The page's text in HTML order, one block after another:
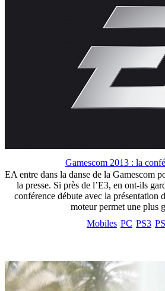
Gamescom 2013 : la
EA entre dans la danse de la Gamescom
la presse. Si près de l’E3, en ont-ils
conférence débute avec la présentation
moteur permet une plus
Mobiles PC PS3